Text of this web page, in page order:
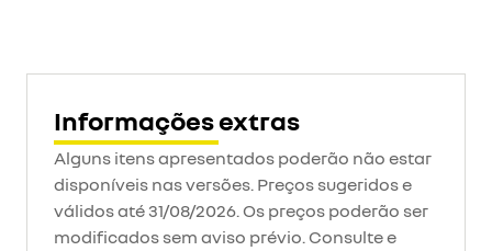
Informações extras
Alguns itens apresentados poderão não estar
disponíveis nas versões. Preços sugeridos e
válidos até 31/08/2026. Os preços poderão ser
modificados sem aviso prévio. Consulte e